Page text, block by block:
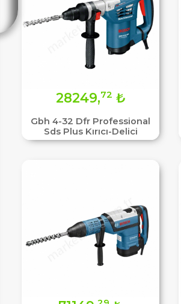
Gbh 4-32 Dfr Professional
Sds Plus Kırıcı-Delici
28249,72 ₺